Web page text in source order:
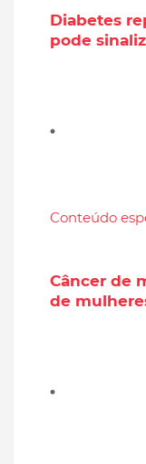
Diabetes
pode
Conteúdo
Câncer de
de